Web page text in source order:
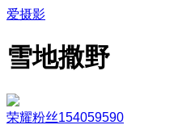
爱摄影
雪地撒野
荣耀粉丝154059590